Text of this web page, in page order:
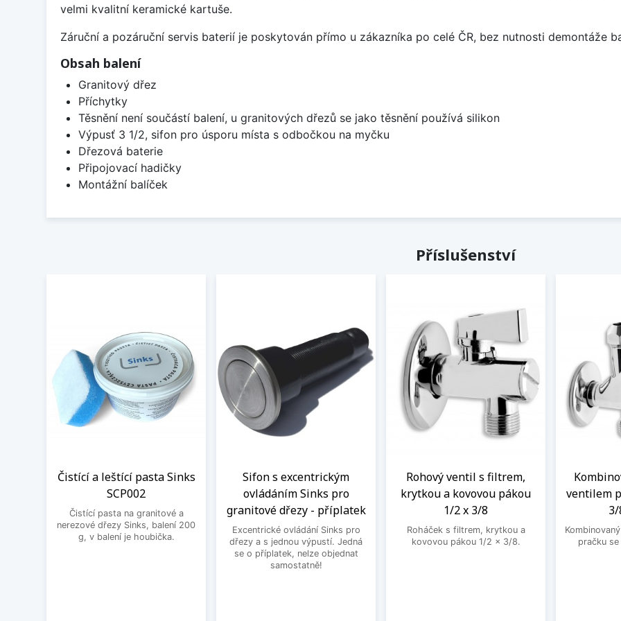
velmi kvalitní keramické kartuše.
Záruční a pozáruční servis baterií je poskytován přímo u zákazníka po celé ČR, bez nutnosti demontáže
Obsah balení
Granitový dřez
Příchytky
Těsnění není součástí balení, u granitových dřezů se jako těsnění používá silikon
Výpusť 3 1/2, sifon pro úsporu místa s odbočkou na myčku
Dřezová baterie
Připojovací hadičky
Montážní balíček
Příslušenství
Čistící a leštící pasta Sinks
SCP002
Čistící pasta na granitové a
nerezové dřezy Sinks, balení 200
g, v balení je houbička.
Sifon s excentrickým
ovládáním Sinks pro
granitové dřezy - příplatek
Excentrické ovládání Sinks pro
dřezy a s jednou výpustí. Jedná
se o příplatek, nelze objednat
samostatně!
Rohový ventil s filtrem,
krytkou a kovovou pákou
1/2 x 3/8
Roháček s filtrem, krytkou a
kovovou pákou 1/2 x 3/8.
ventilem
pračku